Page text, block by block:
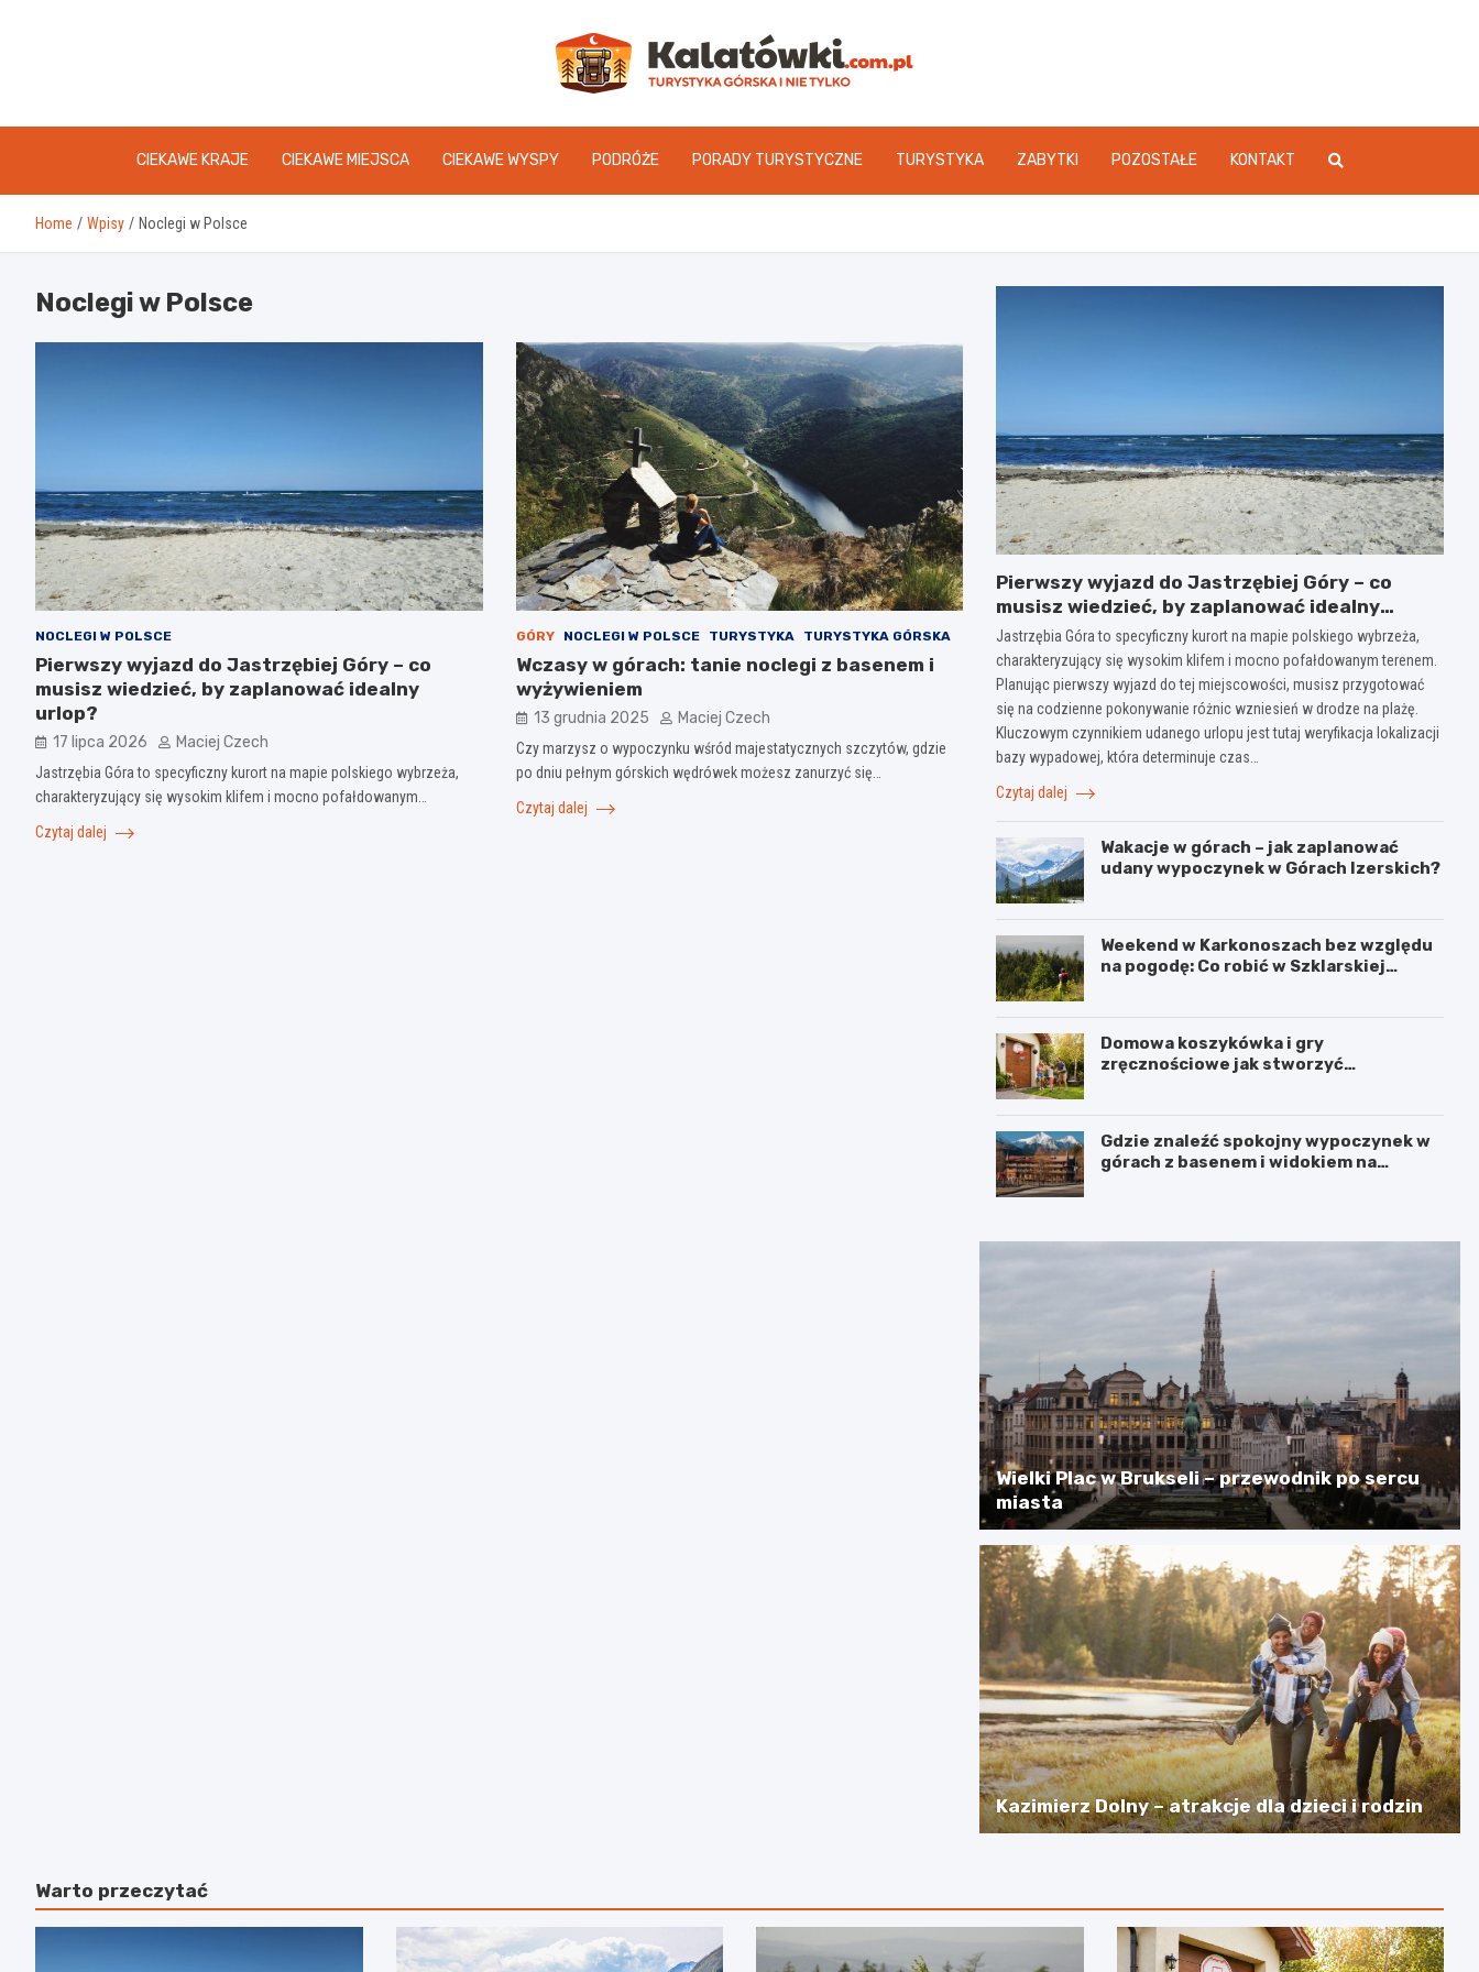
CIEKAWE KRAJE CIEKAWE MIEJSCA CIEKAWE WYSPY PODRÓŻE PORADY TURYSTYCZNE TURYSTYKA ZABYTKI POZOSTAŁE KONTAKT
Home Wpisy Noclegi w Polsce
Noclegi w Polsce
NOCLEGI W POLSCE
Pierwszy wyjazd do Jastrzębiej Góry – co
musisz wiedzieć, by zaplanować idealny
urlop?
17 lipca 2026 Maciej Czech
Jastrzębia Góra to specyficzny kurort na mapie polskiego wybrzeża,
charakteryzujący się wysokim klifem i mocno pofałdowanym…
Czytaj dalej
GÓRY NOCLEGI W POLSCE TURYSTYKA TURYSTYKA GÓRSKA
Wczasy w górach: tanie noclegi z basenem i
wyżywieniem
13 grudnia 2025 Maciej Czech
Czy marzysz o wypoczynku wśród majestatycznych szczytów, gdzie
po dniu pełnym górskich wędrówek możesz zanurzyć się…
Czytaj dalej
Pierwszy wyjazd do Jastrzębiej Góry – co
musisz wiedzieć, by zaplanować idealny
urlop?
Jastrzębia Góra to specyficzny kurort na mapie polskiego wybrzeża,
charakteryzujący się wysokim klifem i mocno pofałdowanym terenem.
Planując pierwszy wyjazd do tej miejscowości, musisz przygotować
się na codzienne pokonywanie różnic wzniesień w drodze na plażę.
Kluczowym czynnikiem udanego urlopu jest tutaj weryfikacja lokalizacji
bazy wypadowej, która determinuje czas…
Czytaj dalej
Wakacje w górach – jak zaplanować
udany wypoczynek w Górach Izerskich?
Weekend w Karkonoszach bez względu
na pogodę: Co robić w Szklarskiej
Domowa koszykówka i gry
zręcznościowe jak stworzyć
Gdzie znaleźć spokojny wypoczynek w
górach z basenem i widokiem na
Wielki Plac w Brukseli – przewodnik po sercu
miasta
Kazimierz Dolny – atrakcje dla dzieci i rodzin
Warto przeczytać